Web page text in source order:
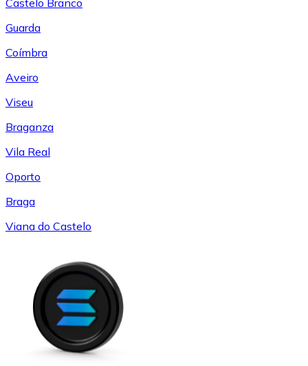
Castelo Branco
Guarda
Coímbra
Aveiro
Viseu
Braganza
Vila Real
Oporto
Braga
Viana do Castelo